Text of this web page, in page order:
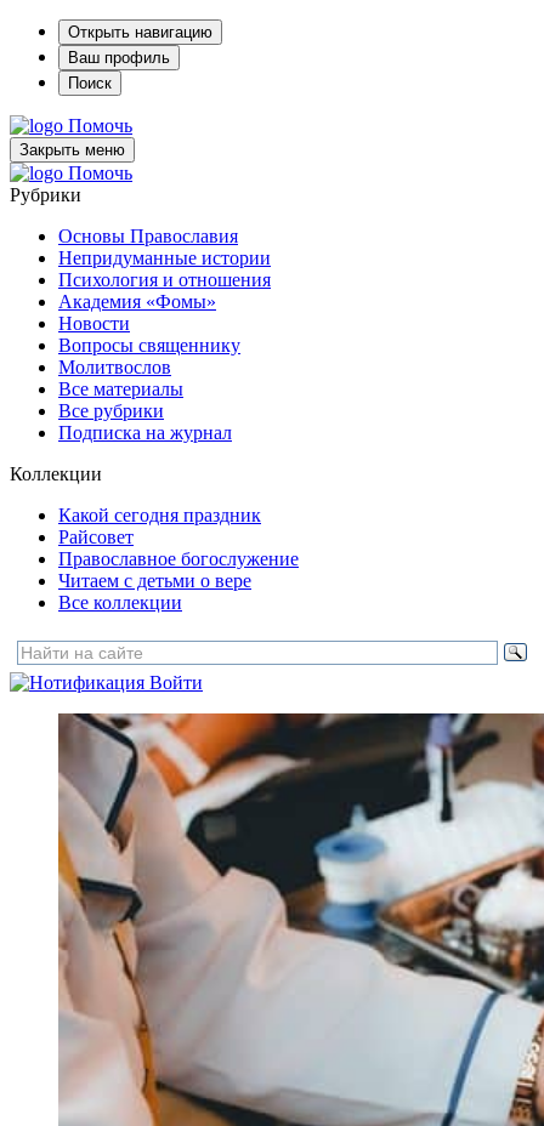
Открыть навигацию
Ваш профиль
Поиск
Помочь
Закрыть меню
Помочь
Рубрики
Основы Православия
Непридуманные истории
Психология и отношения
Академия «Фомы»
Новости
Вопросы священнику
Молитвослов
Все материалы
Все рубрики
Подписка на журнал
Коллекции
Какой сегодня праздник
Райсовет
Православное богослужение
Читаем с детьми о вере
Все коллекции
Войти